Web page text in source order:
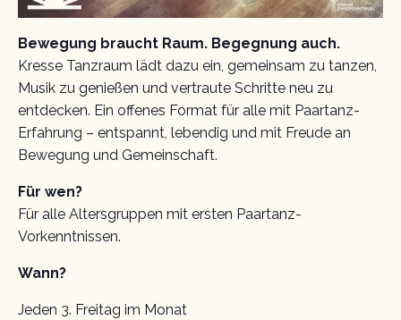
Bewegung braucht Raum. Begegnung auch.
Kresse Tanzraum lädt dazu ein, gemeinsam zu tanzen,
Musik zu genießen und vertraute Schritte neu zu
entdecken. Ein offenes Format für alle mit Paartanz-
Erfahrung – entspannt, lebendig und mit Freude an
Bewegung und Gemeinschaft.
Für wen?
Für alle Altersgruppen mit ersten Paartanz-
Vorkenntnissen.
Wann?
Jeden 3. Freitag im Monat